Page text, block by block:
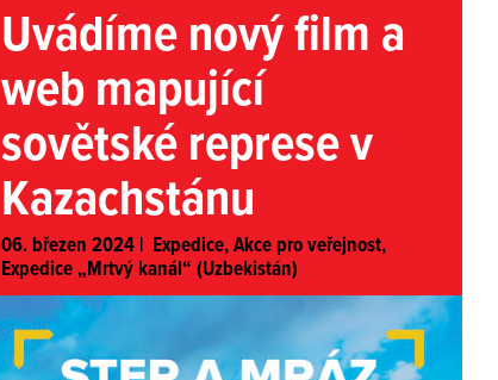
Uvádíme nový film a
web mapující
sovětské represe v
Kazachstánu
06. březen 2024 | Expedice,Akce pro veřejnost,
Expedice „Mrtvý kanál“ (Uzbekistán)